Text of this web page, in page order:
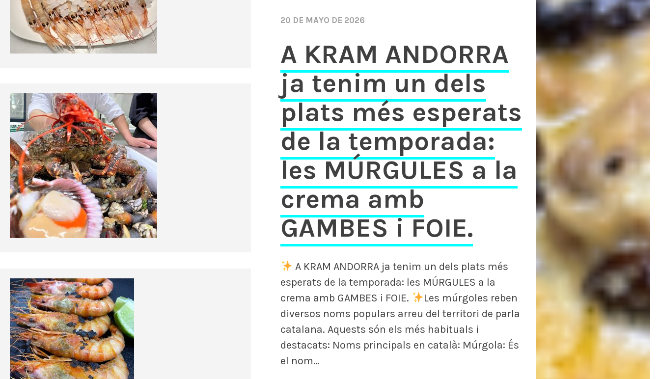
20 DE MAYO DE 2026
A KRAM ANDORRA
ja tenim un dels
plats més esperats
de la temporada:
les MÚRGULES a la
crema amb
GAMBES i FOIE.
A KRAM ANDORRA ja tenim un dels plats més
esperats de la temporada: les MÚRGULES a la
crema amb GAMBES i FOIE.
Les múrgoles reben
diversos noms populars arreu del territori de parla
catalana. Aquests són els més habituals i
destacats: Noms principals en català: Múrgola: És
el nom…